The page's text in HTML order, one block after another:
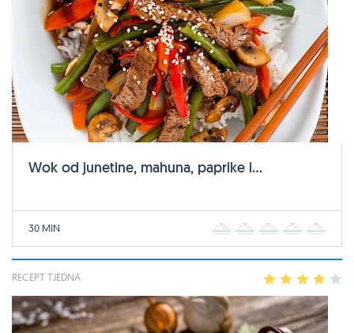
Wok od junetine, mahuna, paprike i...
30 MIN 2 3 4
RECEPT TJEDNA 2 3 4